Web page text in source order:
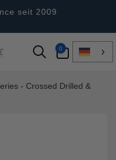
seit 2009
0
Artikel
- Crossed Drilled &